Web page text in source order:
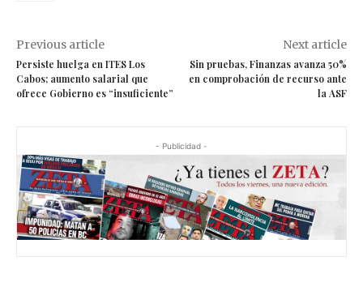
Previous article
Persiste huelga en ITES Los
Cabos; aumento salarial que
ofrece Gobierno es “insuficiente”
Next article
Sin pruebas, Finanzas avanza 50%
en comprobación de recurso ante
la ASF
- Publicidad -